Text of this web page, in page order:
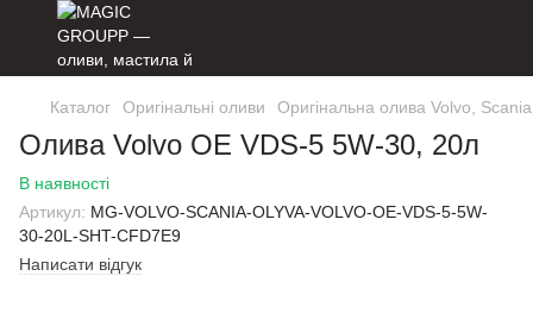
Каталог Оригінальні оливи Оригінальна олива Volvo, Scania
Олива Volvo OE VDS-5 5W-30, 20л
В наявності
Артикул: MG-VOLVO-SCANIA-OLYVA-VOLVO-OE-VDS-5-5W-
30-20L-SHT-CFD7E9
Написати відгук